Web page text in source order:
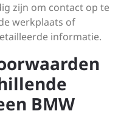
zijn om contact op te
werkplaats of
informatie.
BMW